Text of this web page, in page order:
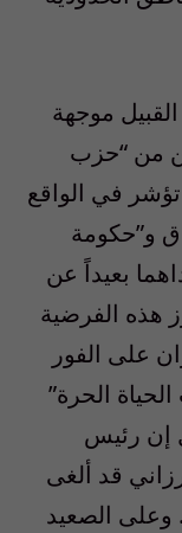
موجهة
من “حزب
تؤشر في الواقع
و”حكومة
بعيداً عن
هذه الفرضية
على الفور
الحرة”
إن رئيس
قد ألغى
وعلى الصعيد